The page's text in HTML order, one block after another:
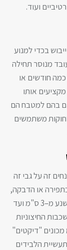
ועוד.
בכדי למנוע
מנוסר תחילה
חודשים או
אותו
שמשתמשים בהם למטבח הם
משתמשים
זה על גבי זה
או הדבקה,
כשחוזק הלביד תלוי במספר שכבות העץ ובעובי שנע מ–3 ס"מ ועד
החיצוניות
האורך. לבידים בעובי של עד 8 מ"מ מכונים "דיקטים"
בתעשיית הלבידים